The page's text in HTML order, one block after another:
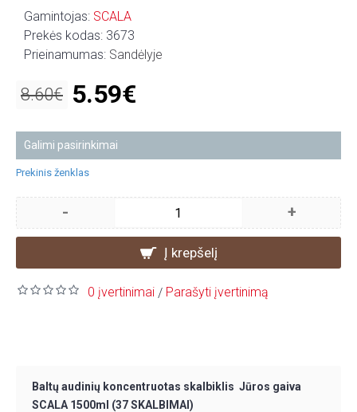
Gamintojas: SCALA
Prekės kodas: 3673
Prieinamumas: Sandėlyje
8.60€ 5.59€
Galimi pasirinkimai
Prekinis ženklas
- +
Į krepšelį
0 įvertinimai / Parašyti įvertinimą
Baltų audinių koncentruotas skalbiklis Jūros gaiva
SCALA 1500ml (37 SKALBIMAI)